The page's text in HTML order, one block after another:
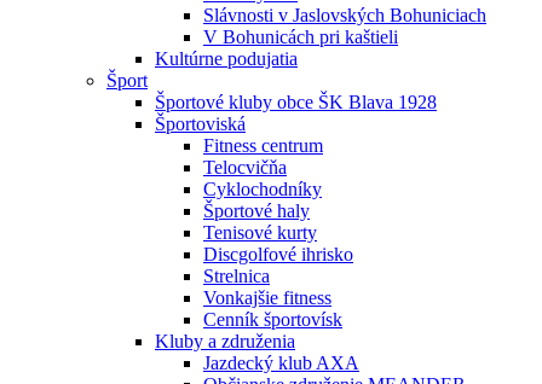
Slávnosti v Jaslovských Bohuniciach
V Bohunicách pri kaštieli
Kultúrne podujatia
Šport
Športové kluby obce ŠK Blava 1928
Športoviská
Fitness centrum
Telocvičňa
Cyklochodníky
Športové haly
Tenisové kurty
Discgolfové ihrisko
Strelnica
Vonkajšie fitness
Cenník športovísk
Kluby a združenia
Jazdecký klub AXA